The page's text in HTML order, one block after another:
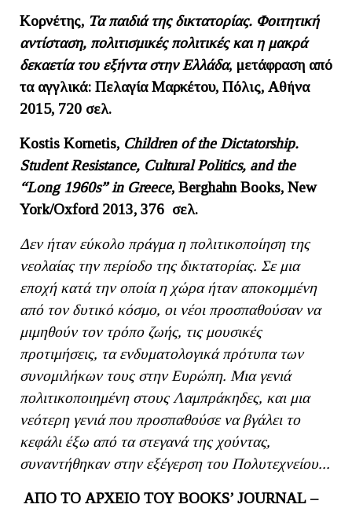
Κορνέτης, Τα παιδιά της δικτατορίας. Φοιτητική
αντίσταση, πολιτισμικές πολιτικές και η μακρά
δεκαετία του εξήντα στην Ελλάδα, μετάφραση από
τα αγγλικά: Πελαγία Μαρκέτου, Πόλις, Αθήνα
2015, 720 σελ.
Kostis Kornetis, Children of the Dictatorship.
Student Resistance, Cultural Politics, and the
“Long 1960s” in Greece, Berghahn Books, New
York/Oxford 2013, 376 σελ.
Δεν ήταν εύκολο πράγμα η πολιτικοποίηση της
νεολαίας την περίοδο της δικτατορίας. Σε μια
εποχή κατά την οποία η χώρα ήταν αποκομμένη
από τον δυτικό κόσμο, οι νέοι προσπαθούσαν να
μιμηθούν τον τρόπο ζωής, τις μουσικές
προτιμήσεις, τα ενδυματολογικά πρότυπα των
συνομιλήκων τους στην Ευρώπη. Μια γενιά
πολιτικοποιημένη στους Λαμπράκηδες, και μια
νεότερη γενιά που προσπαθούσε να βγάλει το
κεφάλι έξω από τα στεγανά της χούντας,
συναντήθηκαν στην εξέγερση του Πολυτεχνείου...
ΑΠΟ ΤΟ ΑΡΧΕΙΟ ΤΟΥ BOOKS’ JOURNAL –